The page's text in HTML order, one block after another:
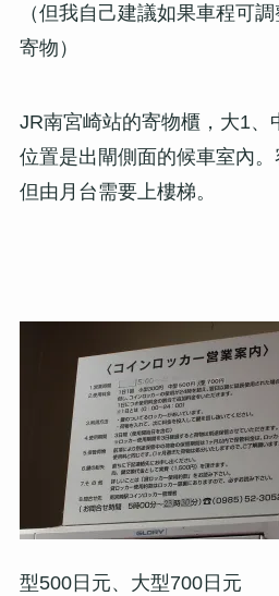
（但我自己建議如果車程可
寄物）
JR南宮崎站的寄物櫃，大1、
位置是出閘側面的候車室內。
但由月台需要上樓梯。
型500日元、大型700日元